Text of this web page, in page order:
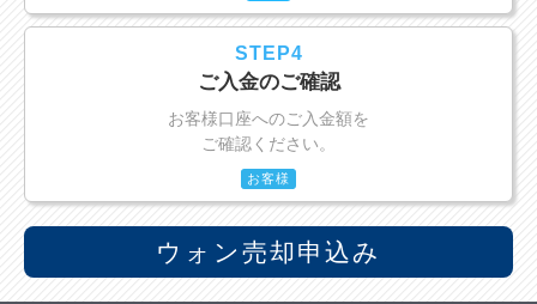
STEP4
ご入金のご確認
お客様口座へのご入金額を
ご確認ください。
お客様
ウォン売却申込み